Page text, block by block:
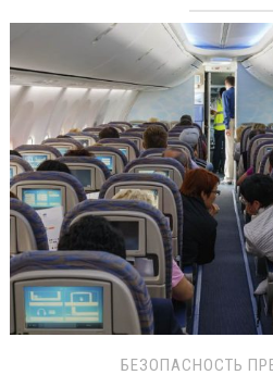
БЕЗОПАСНОСТЬ